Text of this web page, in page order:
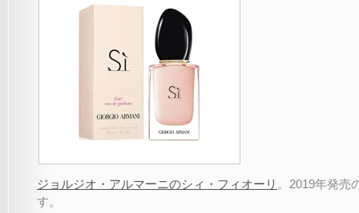
ジョルジオ・アルマーニのシィ・フィオーリ 。2019年発売
す。